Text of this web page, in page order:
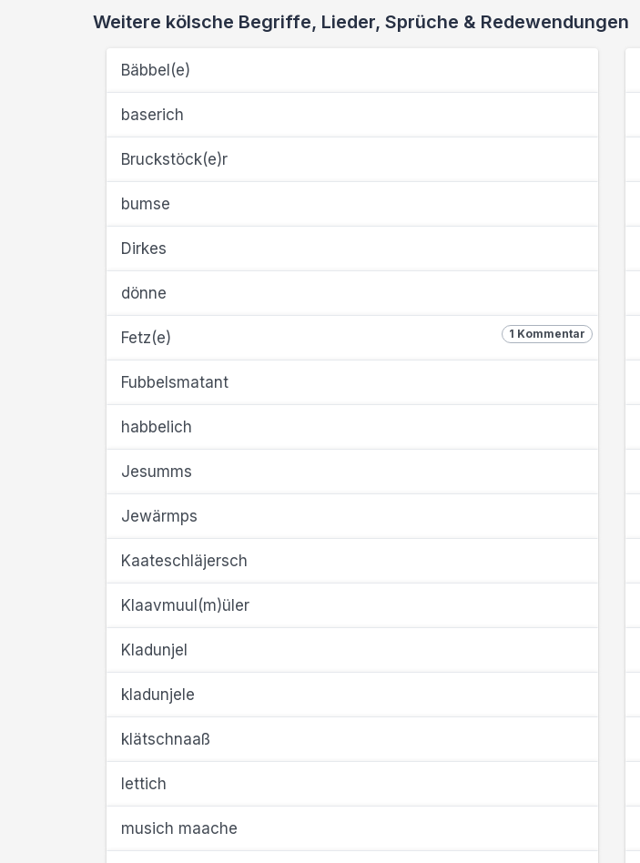
Weitere kölsche Begriffe, Lieder, Sprüche & Redewendungen
Bäbbel(e)
baserich
Bruckstöck(e)r
bumse
Dirkes
dönne
1 Kommentar
Fetz(e)
Fubbelsmatant
habbelich
Jesumms
Jewärmps
Kaateschläjersch
Klaavmuul(m)üler
Kladunjel
kladunjele
klätschnaaß
lettich
musich maache